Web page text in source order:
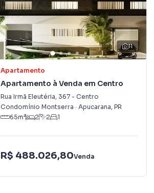
11
Apartamento
Apartamento à Venda em Centro
Rua Irmã Eleutéria, 367 - Centro
Condomínio Montserra · Apucarana, PR
65m² 2 2 1
R$ 488.026,80Venda